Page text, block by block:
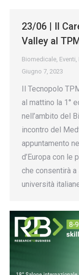
23/06 | Il
Valley al
Biomedicale, Eventi,
Giugno 7, 2023
Il Tecnopolo
al mattino la 1°
nell’ambito del
incontro del
appuntamento
d’Europa con le
che consentirà
università